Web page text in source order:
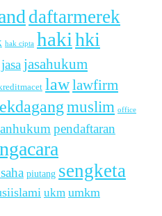
daftarmerek
hak cipta hakihki
jasa jasahukum
lawlawfirm
muslim office
pendaftaran
piutang sengketa
ukm umkm